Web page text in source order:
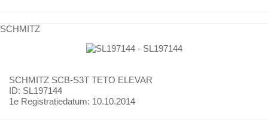
SCHMITZ
SCHMITZ SCB-S3T TETO ELEVAR
ID: SL197144
1e Registratiedatum: 10.10.2014